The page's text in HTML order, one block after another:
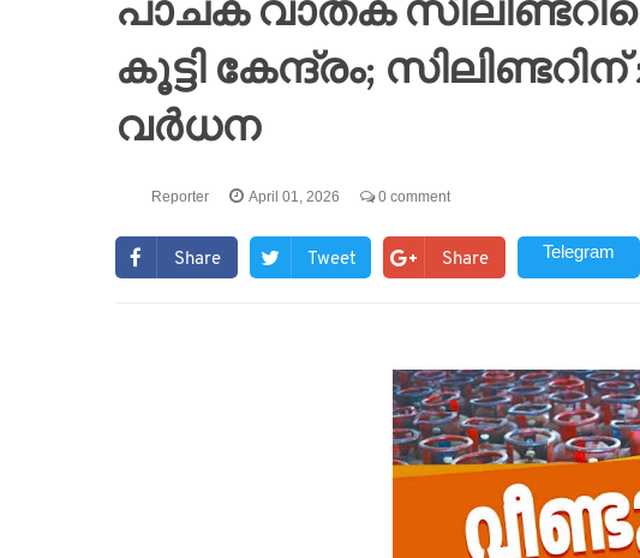
പാചക വാതക
കൂട്ടി കേന്ദ്രം;
വര്‍ധന
Reporter April 01, 2026 0 comment
Share Tweet Share Telegram